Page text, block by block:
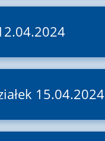
15.04.2024